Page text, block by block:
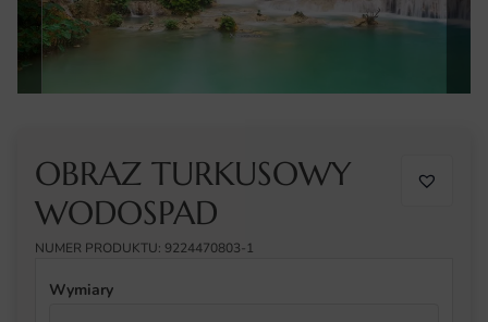
OBRAZ TURKUSOWY
WODOSPAD
NUMER PRODUKTU: 9224470803-1
Wymiary